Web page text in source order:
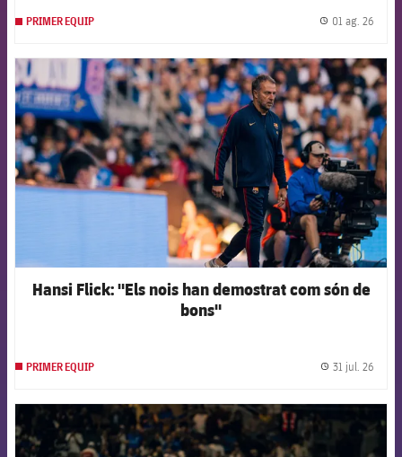
PRIMER EQUIP 01 ag. 26
FCB Barcelona badge
Hansi Flick: "Els nois han demostrat com són de
bons"
PRIMER EQUIP 31 jul. 26
FCB Barcelona badge